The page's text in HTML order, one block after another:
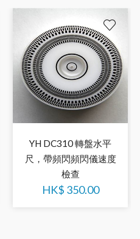
YH DC310 轉盤水平
尺，帶頻閃頻閃儀速度
檢查
HK$ 350.00